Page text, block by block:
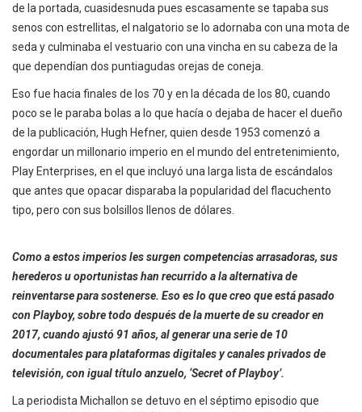
de la portada, cuasidesnuda pues escasamente se tapaba sus
senos con estrellitas, el nalgatorio se lo adornaba con una mota de
seda y culminaba el vestuario con una vincha en su cabeza de la
que dependían dos puntiagudas orejas de coneja.
Eso fue hacia finales de los 70 y en la década de los 80, cuando
poco se le paraba bolas a lo que hacía o dejaba de hacer el dueño
de la publicación, Hugh Hefner, quien desde 1953 comenzó a
engordar un millonario imperio en el mundo del entretenimiento,
Play Enterprises, en el que incluyó una larga lista de escándalos
que antes que opacar disparaba la popularidad del flacuchento
tipo, pero con sus bolsillos llenos de dólares.
Como a estos imperios les surgen competencias arrasadoras, sus
herederos u oportunistas han recurrido a la alternativa de
reinventarse para sostenerse. Eso es lo que creo que está pasado
con Playboy, sobre todo después de la muerte de su creador en
2017, cuando ajustó 91 años, al generar una serie de 10
documentales para plataformas digitales y canales privados de
televisión, con igual título anzuelo, ‘Secret of Playboy’.
La periodista Michallon se detuvo en el séptimo episodio que